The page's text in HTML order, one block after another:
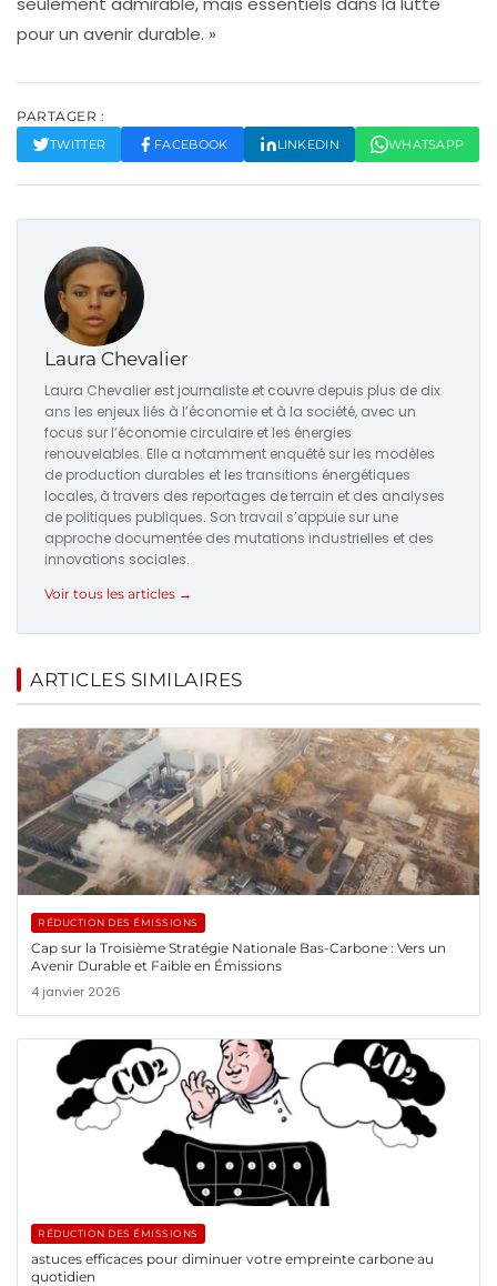
pour un avenir durable. »
PARTAGER :
TWITTER FACEBOOK LINKEDIN WHATSAPP
Laura Chevalier
Laura Chevalier est journaliste et couvre depuis plus de dix
ans les enjeux liés à l’économie et à la société, avec un
focus sur l’économie circulaire et les énergies
renouvelables. Elle a notamment enquêté sur les modèles
de production durables et les transitions énergétiques
locales, à travers des reportages de terrain et des analyses
de politiques publiques. Son travail s’appuie sur une
approche documentée des mutations industrielles et des
innovations sociales.
Voir tous les articles →
ARTICLES SIMILAIRES
RÉDUCTION DES ÉMISSIONS
Cap sur la Troisième Stratégie Nationale Bas-Carbone : Vers un
Avenir Durable et Faible en Émissions
4 janvier 2026
RÉDUCTION DES ÉMISSIONS
astuces efficaces pour diminuer votre empreinte carbone au
quotidien